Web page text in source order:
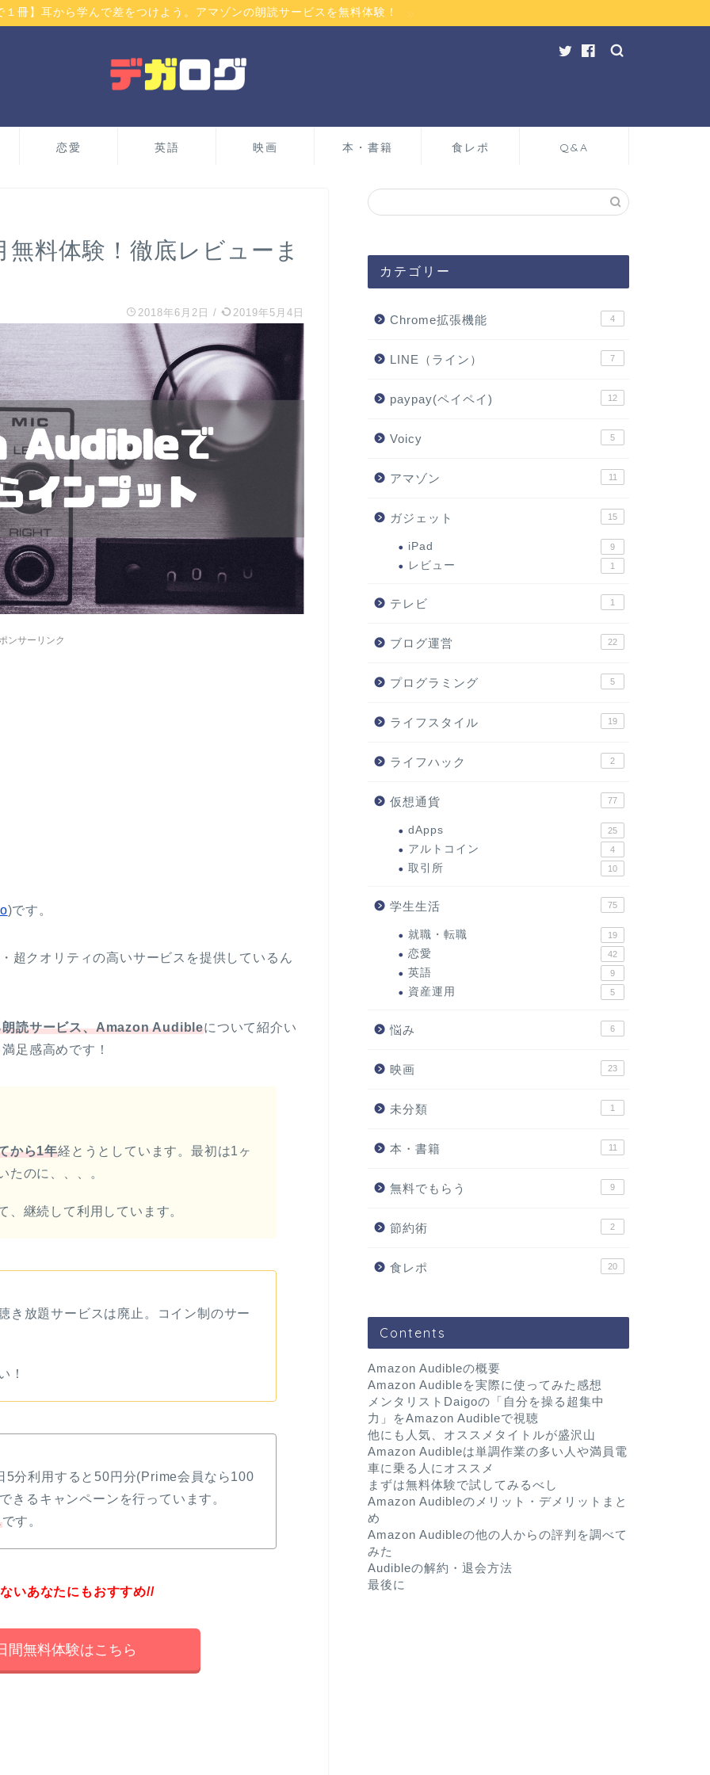
１冊】耳から学んで差をつけよう。アマゾンの朗読サービスを無料体験！
恋愛 英語 映画 本・書籍 食レポ Q&A
料体験！徹底レビューま
2018年6月2日 / 2019年5月4日
ンサーリンク
)です。
超クオリティの高いサービスを提供しているん
読サービス、Amazon Audibleについて紹介い
足感高めです！
から1年経とうとしています。最初は1ヶ
たのに、、、。
、継続して利用しています。
き放題サービスは廃止。コイン制のサー
！
分利用すると50円分(Prime会員なら100
きるキャンペーンを行っています。
です。
いあなたにもおすすめ//
間無料体験はこちら
カテゴリー
Chrome拡張機能 4
LINE（ライン） 7
paypay(ペイペイ) 12
Voicy 5
アマゾン 11
ガジェット 15
iPad 9
レビュー 1
テレビ 1
ブログ運営 22
プログラミング 5
ライフスタイル 19
ライフハック 2
仮想通貨 77
dApps 25
アルトコイン 4
取引所 10
学生生活 75
就職・転職 19
恋愛 42
英語 9
資産運用 5
悩み 6
映画 23
未分類 1
本・書籍 11
無料でもらう 9
節約術 2
食レポ 20
Contents
Amazon Audibleの概要
Amazon Audibleを実際に使ってみた感想
メンタリストDaigoの「自分を操る超集中
力」をAmazon Audibleで視聴
他にも人気、オススメタイトルが盛沢山
Amazon Audibleは単調作業の多い人や満員電
車に乗る人にオススメ
まずは無料体験で試してみるべし
Amazon Audibleのメリット・デメリットまと
め
Amazon Audibleの他の人からの評判を調べて
みた
Audibleの解約・退会方法
最後に